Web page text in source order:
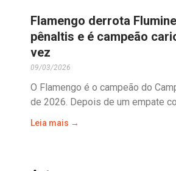
Flamengo derrota
pênaltis e é campeão
vez
09/03/2026
O Flamengo é o campeão do
de 2026. Depois de um empate
Leia mais →